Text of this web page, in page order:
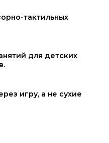
тактильных
для детских
игру, а не сухие